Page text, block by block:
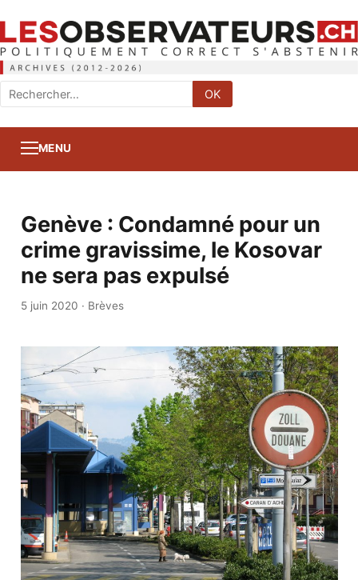
Rechercher
:
OK
MENU
Genève : Condamné pour un
crime gravissime, le Kosovar
ne sera pas expulsé
5 juin 2020 · Brèves